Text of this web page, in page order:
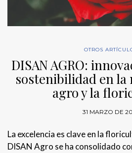
OTROS
DISAN AGRO:
sostenibilidad en la
agro y la
31 MARZO DE
La excelencia es clave en la
DISAN Agro se ha consolidado